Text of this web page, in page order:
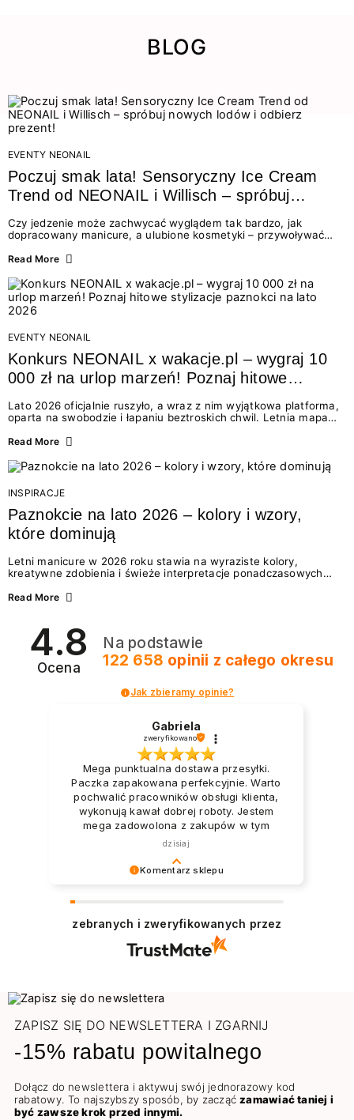
BLOG
EVENTY NEONAIL
Poczuj smak lata! Sensoryczny Ice Cream
Trend od NEONAIL i Willisch – spróbuj
nowych lodów i odbierz prezent!
Czy jedzenie może zachwycać wyglądem tak bardzo, jak
dopracowany manicure, a ulubione kosmetyki – przywoływać
świata beauty i oszałamiających deserów to coś więcej niż
zmysłami: przez soczysty kolor, aksamitną teksturę,
orzeźwiający zapach i słodki akcent na podniebieniu. Tego lata
NEONAIL łączy siły z marką Willisch, tworząc unikalny projekt
na styku jedzenia i piękna....
Read More
EVENTY NEONAIL
Konkurs NEONAIL x wakacje.pl – wygraj 10
000 zł na urlop marzeń! Poznaj hitowe
Lato 2026 oficjalnie ruszyło, a wraz z nim wyjątkowa platforma,
oparta na swobodzie i łapaniu beztroskich chwil. Letnia mapa
doświadczenia wakacji – od spontanicznych wyjazdów, przez
Motywem przewodnim jest eksplorowanie i kolekcjonowanie
letnich momentów. Z tej okazji przygotowaliśmy coś absolutnie
wyjątkowego: wielki konkurs z wakacje.pl oraz dawkę
najgorętszych trendów w...
Read More
INSPIRACJE
Paznokcie na lato 2026 – kolory i wzory,
które dominują
Letni manicure w 2026 roku stawia na wyraziste kolory,
kreatywne zdobienia i świeże interpretacje ponadczasowych
zarówno energetycznych odcieni inspirowanych wakacjami, jak
2026? Znajdź inspirację dla swojego manicure!
Read More
4.8
Ocena
Na podstawie
122 658 opinii z całego okresu
Jak zbieramy opinie?
Komentarz sklepu
NEONAIL. Pozdrawiamy
Gabriela
zweryfikowano
Mega punktualna dostawa przesyłki.
Paczka zapakowana perfekcyjnie. Warto
pochwalić pracowników obsługi klienta,
wykonują kawał dobrej roboty. Jestem
mega zadowolona z zakupów w tym
sklepie.
dzisiaj
zebranych i zweryfikowanych przez
ZAPISZ SIĘ DO NEWSLETTERA I ZGARNIJ
-15% rabatu powitalnego
Dołącz do newslettera i aktywuj swój jednorazowy kod
rabatowy. To najszybszy sposób, by zacząćzamawiać taniej i
być zawsze krok przed innymi.